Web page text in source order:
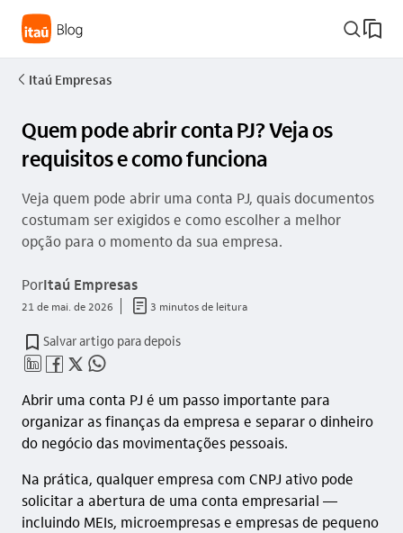
busca_outline
seta_esquerda Itaú Empresas
Quem pode abrir conta PJ? Veja os
requisitos e como funciona
Veja quem pode abrir uma conta PJ, quais documentos
costumam ser exigidos e como escolher a melhor
opção para o momento da sua empresa.
PorItaú Empresas
21 de mai. de 2026 documento_outline 3 minutos de leitura
Salvar artigo para depois
linkedin_base facebook_outline twitter_outline whatsapp_outline
Abrir uma conta PJ é um passo importante para
organizar as finanças da empresa e separar o dinheiro
do negócio das movimentações pessoais.
Na prática, qualquer empresa com CNPJ ativo pode
solicitar a abertura de uma conta empresarial —
incluindo MEIs, microempresas e empresas de pequeno